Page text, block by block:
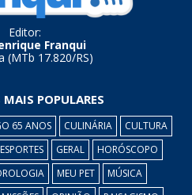
Editor:
Franqui
(MTb 17.820/RS)
POPULARES
65 ANOS CULINÁRIA
CULTURA
ESPORTES GERAL
HORÓSCOPO
MEU PET
MÚSICA